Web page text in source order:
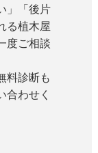
」「後片
る植木屋
度ご相談
料診断も
合わせく